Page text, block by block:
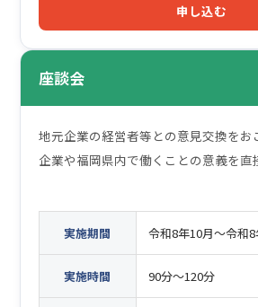
申し込む
座談会
地元企業の経営者等との意見交換をお
企業や福岡県内で働くことの意義を直
実施期間 令和8年10月～令和8
実施時間 90分～120分